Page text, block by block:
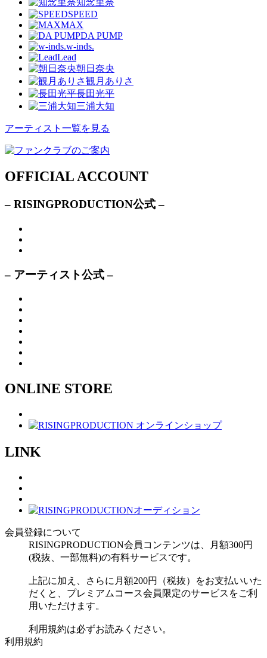
SPEED
MAX
DA PUMP
w-inds.
Lead
朝日奈央
観月ありさ
長田光平
三浦大知
アーティスト一覧を見る
OFFICIAL ACCOUNT
– RISINGPRODUCTION公式 –
– アーティスト公式 –
ONLINE STORE
LINK
会員登録について
RISINGPRODUCTION会員コンテンツは、月額300円
(税抜、一部無料)の有料サービスです。
上記に加え、さらに月額200円（税抜）をお支払いいた
だくと、プレミアムコース会員限定のサービスをご利
用いただけます。
利用規約は必ずお読みください。
利用規約